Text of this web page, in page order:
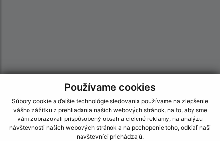
Používame cookies
Súbory cookie a ďalšie technológie sledovania používame na zlepšenie
vášho zážitku z prehliadania našich webových stránok, na to, aby sme
vám zobrazovali prispôsobený obsah a cielené reklamy, na analýzu
návštevnosti našich webových stránok a na pochopenie toho, odkiaľ naši
návštevníci prichádzajú.